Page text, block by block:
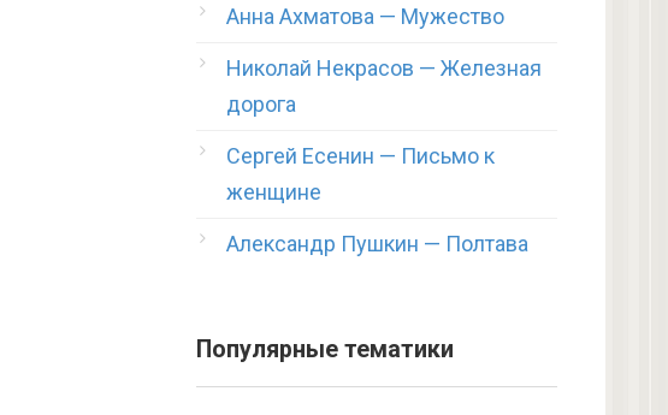
Анна Ахматова — Мужество
Николай Некрасов — Железная
дорога
Сергей Есенин — Письмо к
женщине
Александр Пушкин — Полтава
Популярные тематики